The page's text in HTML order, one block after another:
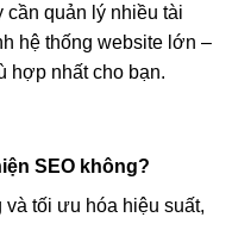
cần quản lý nhiều tài
hệ thống website lớn –
hợp nhất cho bạn.
SEO không?
và tối ưu hóa hiệu suất,